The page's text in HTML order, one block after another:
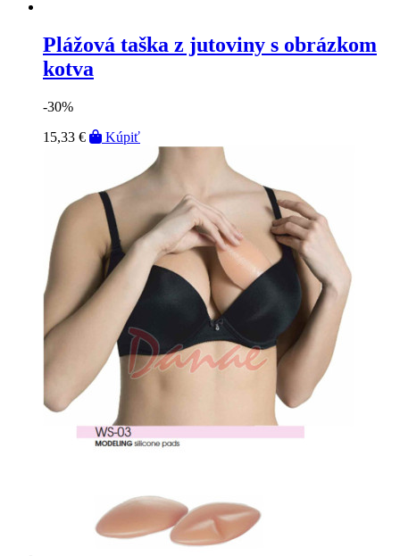
Plážová taška z jutoviny s obrázkom
kotva
-30%
15,33 €
Kúpiť